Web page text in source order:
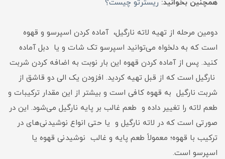
همچنین بخوانید: ریسترتو چیست؟
دومین مرحله از تهیه لاته نارگیل، آماده‌ کردن اسپرسو و قهوه
است که به ‌دلخواه می‌توانید اسپرسو تک شات و یا دبل آماده
کنید. پس از آماده‌ کردن قهوه این بار نوبت به ‌اضافه کردن شربت
نارگیل است که از قبل تهیه کردید. افزودن یک الی دو قاشق از
شربت نارگیل به قهوه کافی است و بیشتر از این مقدار ترکیبات و
طعم لاته را تغییر داده و طعم غالب بر پایه نارگیل می‌شود. این در
صورتی است ‌که در لاته نارگیل و یا حتی انواع نوشیدنی‌های در
ترکیب با قهوه؛ معمولاً طعم پایه و غالب نوشیدنی قهوه یا
اسپرسو است.